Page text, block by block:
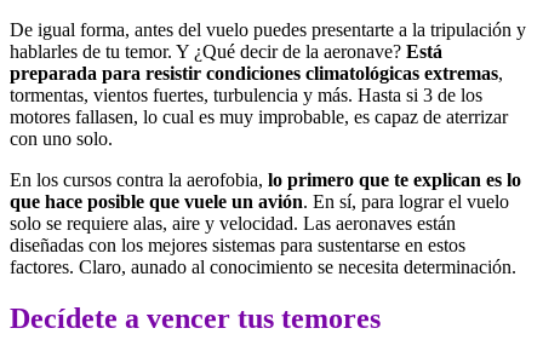
De igual forma, antes del vuelo puedes presentarte a la tripulación y
hablarles de tu temor. Y ¿Qué decir de la aeronave? Está
preparada para resistir condiciones climatológicas extremas,
tormentas, vientos fuertes, turbulencia y más. Hasta si 3 de los
motores fallasen, lo cual es muy improbable, es capaz de aterrizar
con uno solo.
En los cursos contra la aerofobia, lo primero que te explican es lo
que hace posible que vuele un avión. En sí, para lograr el vuelo
solo se requiere alas, aire y velocidad. Las aeronaves están
diseñadas con los mejores sistemas para sustentarse en estos
factores. Claro, aunado al conocimiento se necesita determinación.
Decídete a vencer tus temores